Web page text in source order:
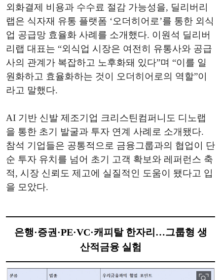
외화결제 비용과 수수료 절감 가능성을, 딜리버리
랩은 식자재 유통 플랫폼 ‘오더히어로’를 통한 외식
업 공급망 효율화 사례를 소개했다. 이원석 딜리버
리랩 대표는 “외식업 시장은 여전히 유통사와 공급
사의 관계가 복잡하고 노후화돼 있다”며 “이를 일
원화하고 효율화하는 것이 오더히어로의 역할”이
라고 말했다.
AI 기반 신발 제조기업 크리스틴컴퍼니도 디노랩
을 통한 초기 발굴과 투자 연계 사례로 소개됐다.
참석 기업들은 공통적으로 금융그룹과의 협업이 단
순 투자 유치를 넘어 초기 고객 확보와 레퍼런스 축
적, 시장 신뢰도 제고에 실질적인 도움이 됐다고 입
을 모았다.
은행·증권·PE·VC·캐피탈 한자리…그룹형 생
산적금융 실험